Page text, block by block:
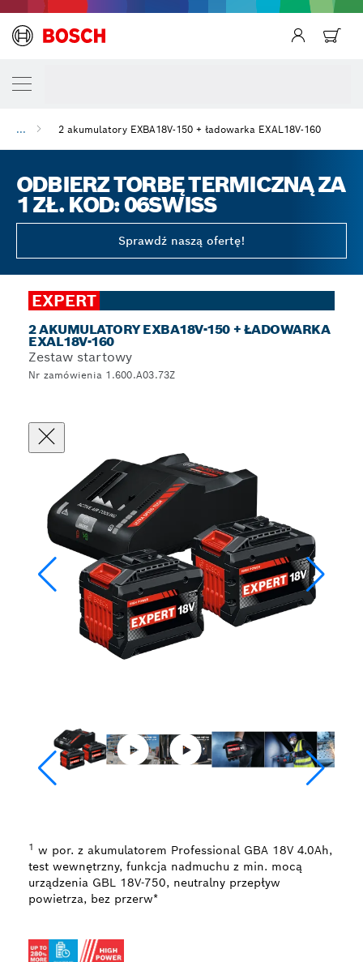
... 2 akumulatory EXBA18V-150 + ładowarka EXAL18V-160
ODBIERZ TORBĘ TERMICZNĄ ZA
1 ZŁ. KOD: 06SWISS
Sprawdź naszą ofertę!
EXPERT
2 AKUMULATORY EXBA18V-150 + ŁADOWARKA
EXAL18V-160
Zestaw startowy
Nr zamówienia 1.600.A03.73Z
1 w por. z akumulatorem Professional GBA 18V 4.0Ah,
test wewnętrzny, funkcja nadmuchu z min. mocą
urządzenia GBL 18V-750, neutralny przepływ
powietrza, bez przerw*